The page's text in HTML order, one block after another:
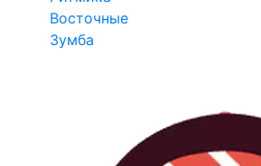
Восточные
Зумба